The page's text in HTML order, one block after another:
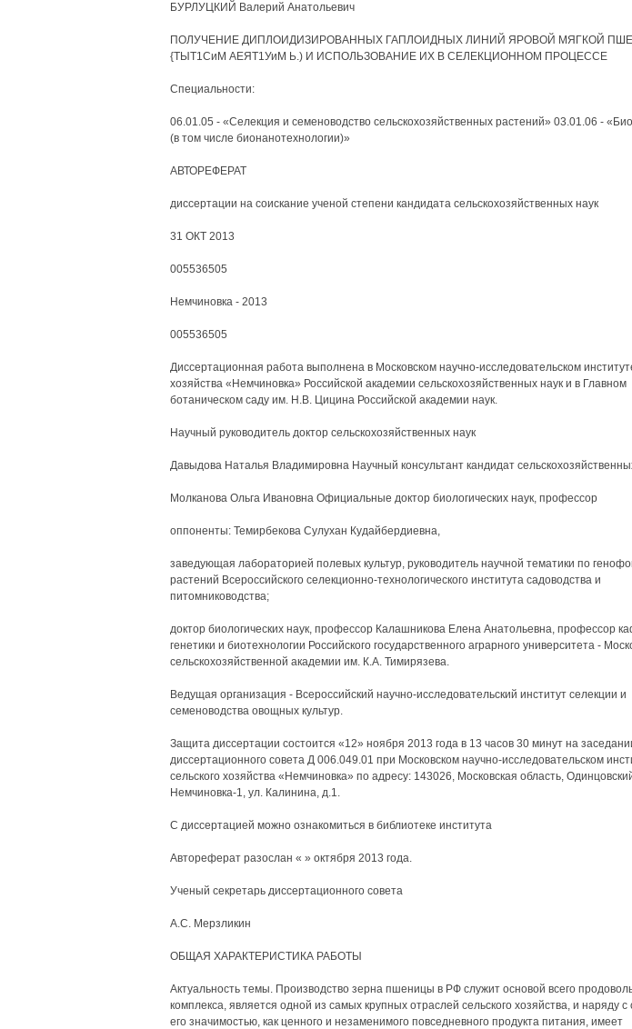
БУРЛУЦКИЙ Валерий Анатольевич
ПОЛУЧЕНИЕ ДИПЛОИДИЗИРОВАННЫХ ГАПЛОИДНЫХ ЛИНИЙ ЯРОВОЙ МЯГКОЙ
{ТЫТ1СиМ АЕЯТ1УиМ Ь.) И ИСПОЛЬЗОВАНИЕ ИХ В СЕЛЕКЦИОННОМ ПРОЦЕССЕ
Специальности:
06.01.05 - «Селекция и семеноводство сельскохозяйственных растений» 03.01.06 -
(в том числе бионанотехнологии)»
АВТОРЕФЕРАТ
диссертации на соискание ученой степени кандидата сельскохозяйственных наук
31 ОКТ 2013
005536505
Немчиновка - 2013
005536505
Диссертационная работа выполнена в Московском научно-исследовательском
хозяйства «Немчиновка» Российской академии сельскохозяйственных наук и в Главном
ботаническом саду им. Н.В. Цицина Российской академии наук.
Научный руководитель доктор сельскохозяйственных наук
Давыдова Наталья Владимировна Научный консультант кандидат
Молканова Ольга Ивановна Официальные доктор биологических наук, профессор
оппоненты: Темирбекова Сулухан Кудайбердиевна,
заведующая лабораторией полевых культур, руководитель научной тематики по
растений Всероссийского селекционно-технологического института садоводства и
питомниководства;
доктор биологических наук, профессор Калашникова Елена Анатольевна, профессор
генетики и биотехнологии Российского государственного аграрного университета -
сельскохозяйственной академии им. К.А. Тимирязева.
Ведущая организация - Всероссийский научно-исследовательский институт селекции и
семеноводства овощных культур.
Защита диссертации состоится «12» ноября 2013 года в 13 часов 30 минут на
диссертационного совета Д 006.049.01 при Московском научно-исследовательском
сельского хозяйства «Немчиновка» по адресу: 143026, Московская область,
Немчиновка-1, ул. Калинина, д.1.
С диссертацией можно ознакомиться в библиотеке института
Автореферат разослан « » октября 2013 года.
Ученый секретарь диссертационного совета
А.С. Мерзликин
ОБЩАЯ ХАРАКТЕРИСТИКА РАБОТЫ
Актуальность темы. Производство зерна пшеницы в РФ служит основой всего
комплекса, является одной из самых крупных отраслей сельского хозяйства, и наряду с
его значимостью, как ценного и незаменимого повседневного продукта питания, имеет